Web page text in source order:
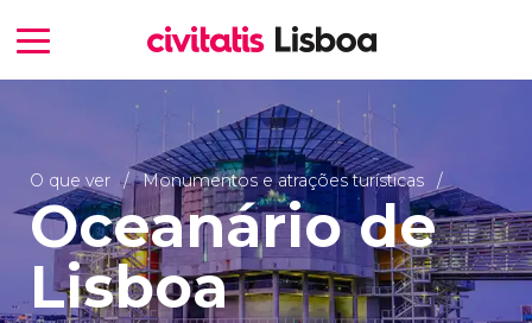
O que ver Monumentos e atrações turísticas
Oceanário de
Lisboa